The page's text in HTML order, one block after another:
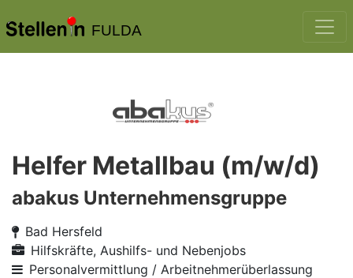
FULDA
Helfer Metallbau (m/w/d)
abakus Unternehmensgruppe
Bad Hersfeld
Hilfskräfte, Aushilfs- und Nebenjobs
Personalvermittlung / Arbeitnehmerüberlassung